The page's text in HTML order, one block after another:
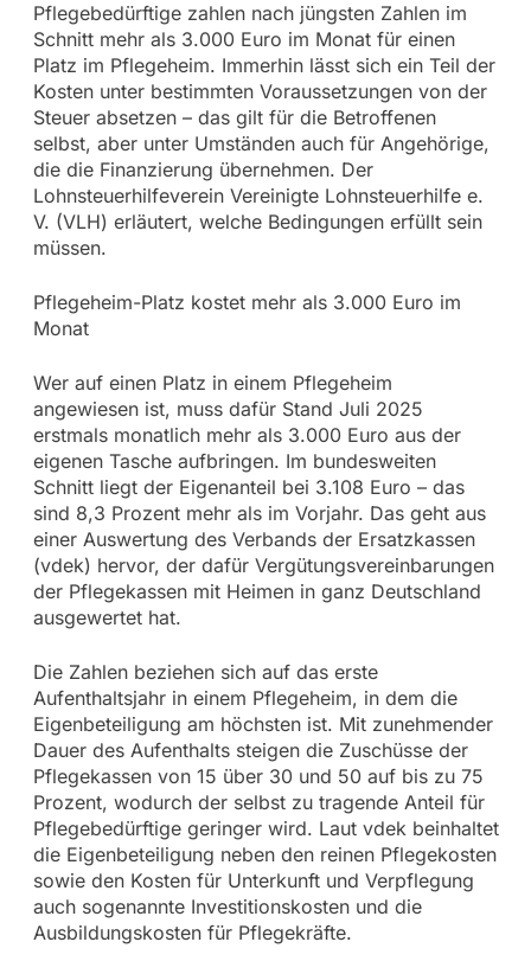
Pflegebedürftige zahlen nach jüngsten Zahlen im
Schnitt mehr als 3.000 Euro im Monat für einen
Platz im Pflegeheim. Immerhin lässt sich ein Teil der
Kosten unter bestimmten Voraussetzungen von der
Steuer absetzen – das gilt für die Betroffenen
selbst, aber unter Umständen auch für Angehörige,
die die Finanzierung übernehmen. Der
Lohnsteuerhilfeverein Vereinigte Lohnsteuerhilfe e.
V. (VLH) erläutert, welche Bedingungen erfüllt sein
müssen.
Pflegeheim-Platz kostet mehr als 3.000 Euro im
Monat
Wer auf einen Platz in einem Pflegeheim
angewiesen ist, muss dafür Stand Juli 2025
erstmals monatlich mehr als 3.000 Euro aus der
eigenen Tasche aufbringen. Im bundesweiten
Schnitt liegt der Eigenanteil bei 3.108 Euro – das
sind 8,3 Prozent mehr als im Vorjahr. Das geht aus
einer Auswertung des Verbands der Ersatzkassen
(vdek) hervor, der dafür Vergütungsvereinbarungen
der Pflegekassen mit Heimen in ganz Deutschland
ausgewertet hat.
Die Zahlen beziehen sich auf das erste
Aufenthaltsjahr in einem Pflegeheim, in dem die
Eigenbeteiligung am höchsten ist. Mit zunehmender
Dauer des Aufenthalts steigen die Zuschüsse der
Pflegekassen von 15 über 30 und 50 auf bis zu 75
Prozent, wodurch der selbst zu tragende Anteil für
Pflegebedürftige geringer wird. Laut vdek beinhaltet
die Eigenbeteiligung neben den reinen Pflegekosten
sowie den Kosten für Unterkunft und Verpflegung
auch sogenannte Investitionskosten und die
Ausbildungskosten für Pflegekräfte.